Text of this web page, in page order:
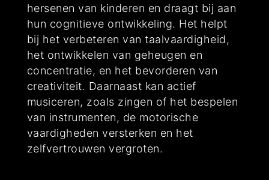
hersenen van kinderen en draagt bij aan
hun cognitieve ontwikkeling. Het helpt
bij het verbeteren van taalvaardigheid,
het ontwikkelen van geheugen en
concentratie, en het bevorderen van
creativiteit. Daarnaast kan actief
musiceren, zoals zingen of het bespelen
van instrumenten, de motorische
vaardigheden versterken en het
zelfvertrouwen vergroten.